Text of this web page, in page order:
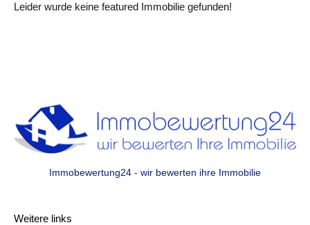
Leider wurde keine featured Immobilie gefunden!
Immobewertung24 - wir bewerten ihre Immobilie
Weitere links